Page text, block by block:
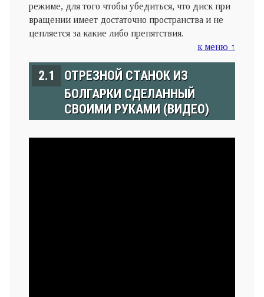
режиме, для того чтобы убедиться, что диск при
вращении имеет достаточно пространства и не
цепляется за какие либо препятствия.
к меню ↑
2.1
ОТРЕЗНОЙ СТАНОК ИЗ
БОЛГАРКИ СДЕЛАННЫЙ
СВОИМИ РУКАМИ (ВИДЕО)